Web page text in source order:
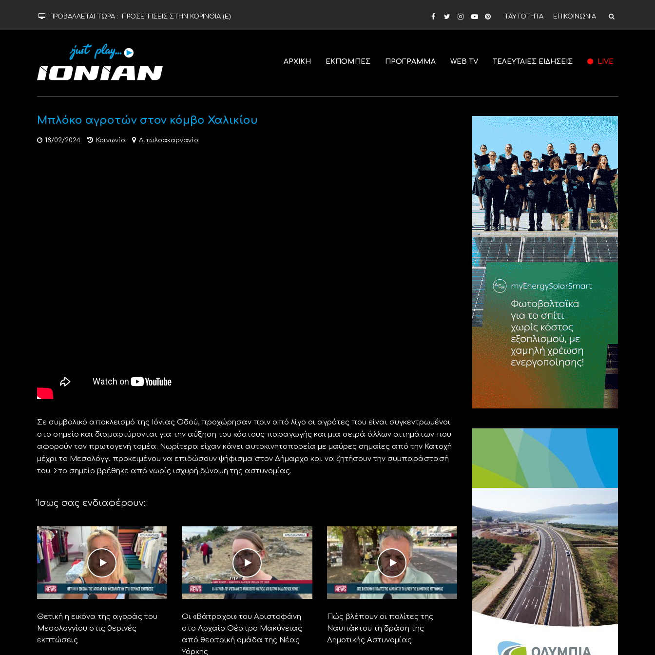
ΠΡΟΒΑΛΛΕΤΑΙ ΤΩΡΑ : ΠΡΟΣΕΓΓΙΣΕΙΣ ΣΤΗΝ ΚΟΡΙΝΘΙΑ (Ε) ΤΑΥΤΟΤΗΤΑ ΕΠΙΚΟΙΝΩΝΙΑ
ΑΡΧΙΚΗ ΕΚΠΟΜΠΕΣ ΠΡΟΓΡΑΜΜΑ WEB TV ΤΕΛΕΥΤΑΙΕΣ ΕΙΔΗΣΕΙΣ LIVE
Μπλόκο αγροτών στον κόμβο Χαλικίου
18/02/2024 Κοινωνία Αιτωλοακαρνανία
Σε συμβολικό αποκλεισμό της Ιόνιας Οδού, προχώρησαν πριν από λίγο οι αγρότες που είναι συγκεντρωμένοι
στο σημείο και διαμαρτύρονται για την αύξηση του κόστους παραγωγής και μια σειρά άλλων αιτημάτων που
αφορούν τον πρωτογενή τομέα. Νωρίτερα είχαν κάνει αυτοκινητοπορεία με μαύρες σημαίες από την Κατοχή
μέχρι το Μεσολόγγι προκειμένου να επιδώσουν ψήφισμα στον Δήμαρχο και να ζητήσουν την συμπαράστασή
του. Στο σημείο βρέθηκε από νωρίς ισχυρή δύναμη της αστυνομίας.
Ίσως σας ενδιαφέρουν:
Θετική η εικόνα της αγοράς του
Μεσολογγίου στις θερινές
εκπτώσεις
Οι «Βάτραχοι» του Αριστοφάνη
στο Αρχαίο Θέατρο Μακύνειας
από θεατρική ομάδα της Νέας
Υόρκης
Πώς βλέπουν οι πολίτες της
Ναυπάκτου τη δράση της
Δημοτικής Αστυνομίας